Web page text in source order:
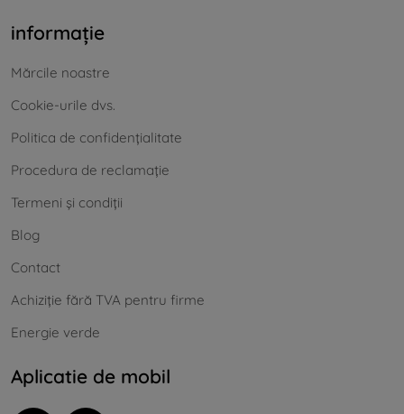
informație
Mărcile noastre
Cookie-urile dvs.
Politica de confidențialitate
Procedura de reclamație
Termeni și condiții
Blog
Contact
Achiziție fără TVA pentru firme
Energie verde
Aplicatie de mobil